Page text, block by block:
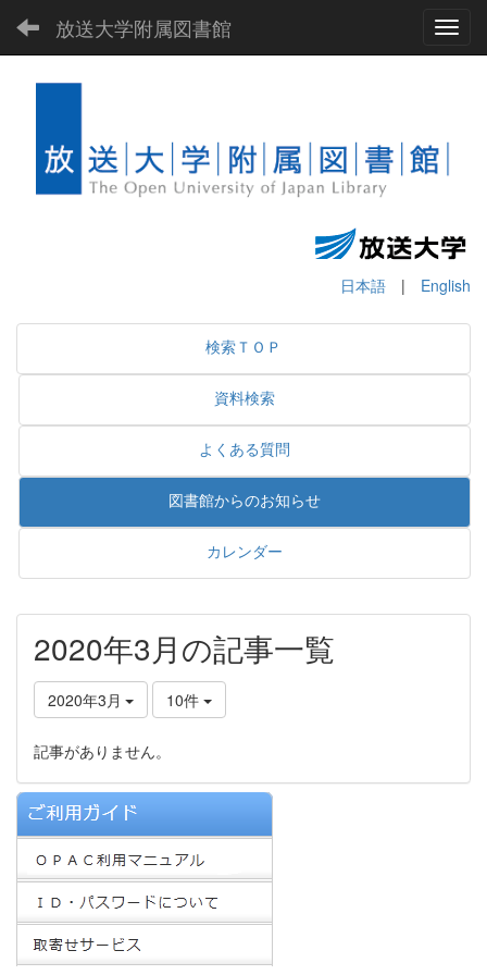
放送大学附属図書館
日本語 | English
検索ＴＯＰ
資料検索
よくある質問
図書館からのお知らせ
カレンダー
2020年3月の記事一覧
2020年3月 10件
記事がありません。